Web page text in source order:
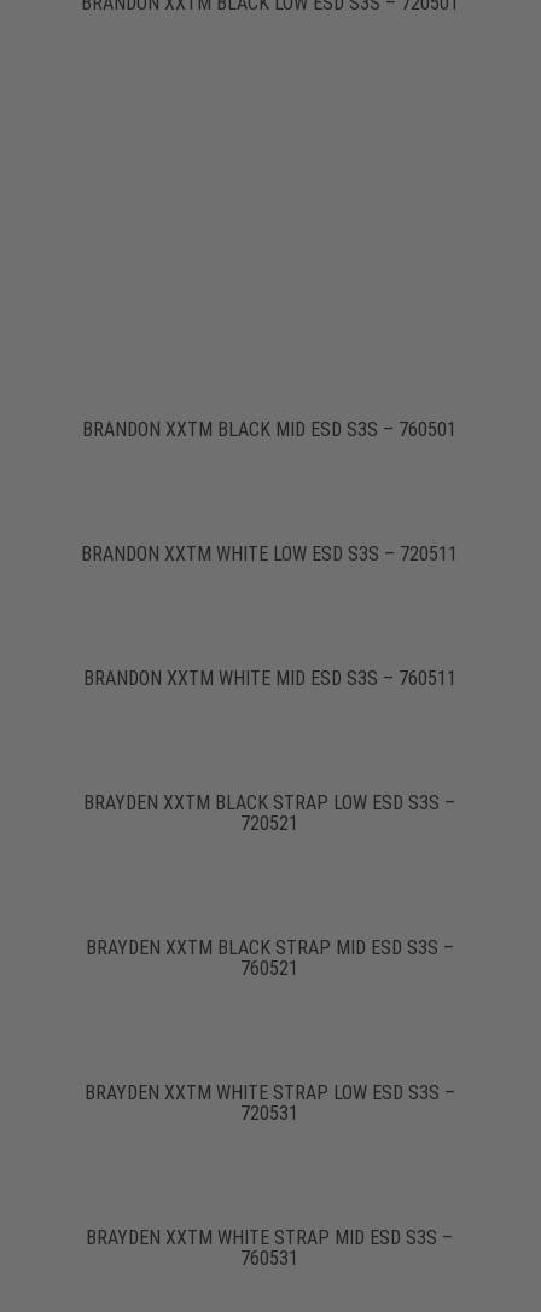
BRANDON XXTM BLACK MID ESD S3S – 760501
BRANDON XXTM WHITE LOW ESD S3S – 720511
BRANDON XXTM WHITE MID ESD S3S – 760511
BRAYDEN XXTM BLACK STRAP LOW ESD S3S –
720521
BRAYDEN XXTM BLACK STRAP MID ESD S3S –
760521
BRAYDEN XXTM WHITE STRAP LOW ESD S3S –
720531
BRAYDEN XXTM WHITE STRAP MID ESD S3S –
760531